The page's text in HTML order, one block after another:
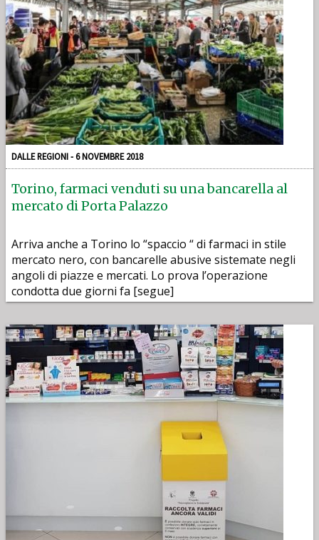
DALLE REGIONI - 6 NOVEMBRE 2018
Torino, farmaci venduti su una bancarella al
mercato di Porta Palazzo
Arriva anche a Torino lo “spaccio “ di farmaci in stile
mercato nero, con bancarelle abusive sistemate negli
angoli di piazze e mercati. Lo prova l’operazione
condotta due giorni fa [segue]